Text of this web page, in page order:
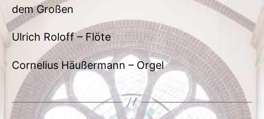
dem Großen
Ulrich Roloff – Flöte
Cornelius Häußermann – Orgel